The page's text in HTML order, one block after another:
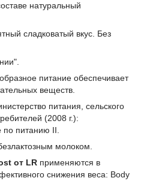
натуральный
сладковатый вкус. Без
питание обеспечивает
веществ.
питания, сельского
(2008 г.):
питанию II.
молоком.
от LR применяются в
снижения веса: Body